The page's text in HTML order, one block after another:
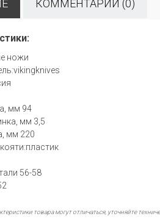
КОММЕНТАРИИ (0)
ножи
мм 94
мм 3,5
мм 220
56-58
товара могут отличаться, уточняйте